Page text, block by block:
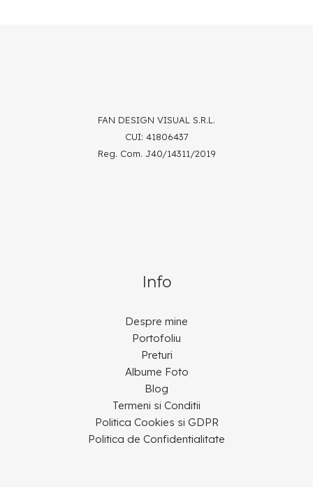
FAN DESIGN VISUAL S.R.L.
CUI: 41806437
Reg. Com. J40/14311/2019
Info
Despre mine
Portofoliu
Preturi
Albume Foto
Blog
Termeni si Conditii
Politica Cookies si GDPR
Politica de Confidentialitate